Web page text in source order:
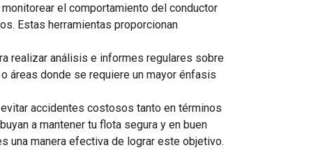
el comportamiento del conductor
Estas herramientas proporcionan
realizar análisis e informes regulares sobre
áreas donde se requiere un mayor énfasis
accidentes costosos tanto en términos
a mantener tu flota segura y en buen
una manera efectiva de lograr este objetivo.